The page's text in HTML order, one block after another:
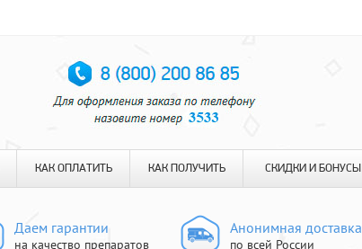
КАК ОПЛАТИТЬ КАК ПОЛУЧИТЬ СКИДКИ И БОНУСЫ
Даем гарантии
на качество препаратов
Анонимная доставка
по всей России